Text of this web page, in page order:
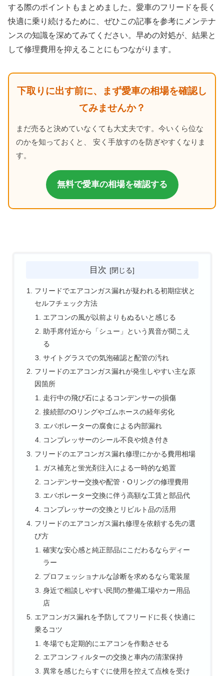
する際のポイントもまとめました。愛車のフリードを長く
快適に乗り続けるために、ぜひこの記事を参考にメンテナ
ンスの知識を深めてみてください。早めの対処が、結果と
して修理費用を抑えることにもつながります。
下取りに出す前に、まず愛車の相場を確認し
てみませんか？
まだ売ると決めていなくても大丈夫です。今いくら位な
のかを知っておくと、 安く手放すのを防ぎやすくなりま
す。
無料で愛車の相場を確認する
目次
フリードでエアコンガス漏れが疑われる初期症状と
セルフチェック方法
エアコンの風が以前よりもぬるいと感じる
助手席付近から「シュー」という異音が聞こえ
る
サイトグラスでの気泡確認と配管の汚れ
フリードのエアコンガス漏れが発生しやすい主な原
因箇所
走行中の飛び石によるコンデンサーの損傷
接続部のOリングやゴムホースの経年劣化
エバポレーターの腐食による内部漏れ
コンプレッサーのシール不良や焼き付き
フリードのエアコンガス漏れ修理にかかる費用相場
ガス補充と蛍光剤注入による一時的な処置
コンデンサー交換や配管・Oリングの修理費用
エバポレーター交換に伴う高額な工賃と部品代
コンプレッサーの交換とリビルト品の活用
フリードのエアコンガス漏れ修理を依頼する先の選
び方
確実な安心感と純正部品にこだわるならディー
ラー
プロフェッショナルな診断を求めるなら電装屋
身近で相談しやすい民間の整備工場やカー用品
店
エアコンガス漏れを予防してフリードに長く快適に
乗るコツ
冬場でも定期的にエアコンを作動させる
エアコンフィルターの交換と車内の清潔保持
異常を感じたらすぐに使用を控えて点検を受け